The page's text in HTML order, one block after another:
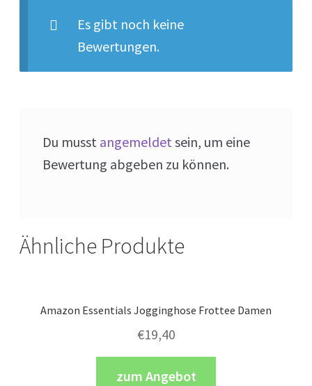
Es gibt noch keine
Bewertungen.
Du musst angemeldet sein, um eine
Bewertung abgeben zu können.
Ähnliche Produkte
Amazon Essentials Jogginghose Frottee Damen
€19,40
zum Angebot